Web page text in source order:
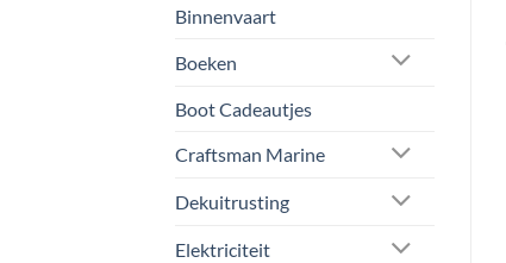
Binnenvaart
Boeken
Boot Cadeautjes
Craftsman Marine
Dekuitrusting
Elektriciteit